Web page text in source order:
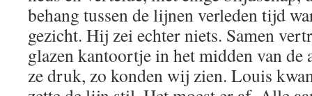
behang tussen de lijnen verleden tijd
gezicht. Hij zei echter niets. Samen
glazen kantoortje in het midden van de
ze druk, zo konden wij zien. Louis